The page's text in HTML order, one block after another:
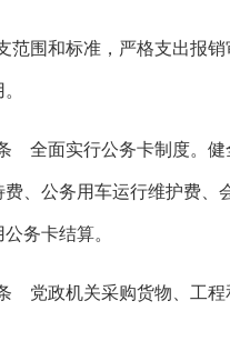
范围和标准，严格支出报
全面实行公务卡制度。健
费、公务用车运行维护费
务卡结算。
党政机关采购货物、工程